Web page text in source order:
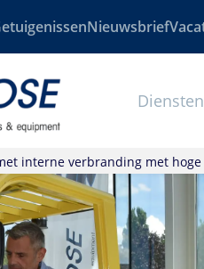
Nieuwsbrief
Diensten
interne verbranding met